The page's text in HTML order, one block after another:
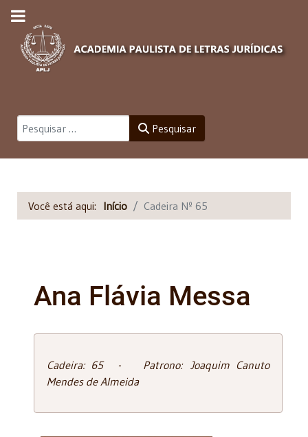
Pesquisar Pesquisar
Você está aqui: Início Cadeira Nº 65
Ana Flávia Messa
Cadeira: 65 - Patrono: Joaquim Canuto
Mendes de Almeida